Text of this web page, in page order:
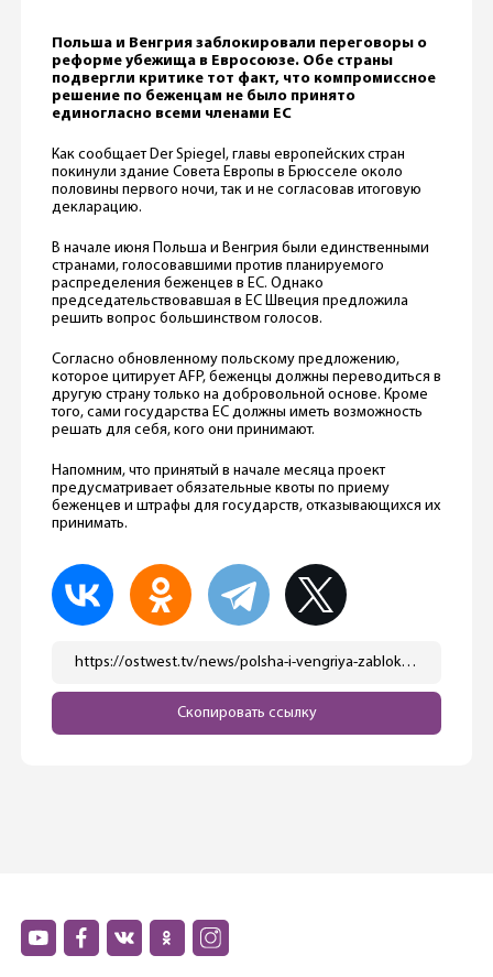
Польша и Венгрия заблокировали переговоры о
реформе убежища в Евросоюзе. Обе страны
подвергли критике тот факт, что компромиссное
решение по беженцам не было принято
единогласно всеми членами ЕС
Как сообщает Der Spiegel, главы европейских стран
покинули здание Совета Европы в Брюсселе около
половины первого ночи, так и не согласовав итоговую
декларацию.
В начале июня Польша и Венгрия были единственными
странами, голосовавшими против планируемого
распределения беженцев в ЕС. Однако
председательствовавшая в ЕС Швеция предложила
решить вопрос большинством голосов.
Согласно обновленному польскому предложению,
которое цитирует AFP, беженцы должны переводиться в
другую страну только на добровольной основе. Кроме
того, сами государства ЕС должны иметь возможность
решать для себя, кого они принимают.
Напомним, что принятый в начале месяца проект
предусматривает обязательные квоты по приему
беженцев и штрафы для государств, отказывающихся их
принимать.
https://ostwest.tv/news/polsha-i-vengriya-zablokirovali-peregovory-o-reforme-ubezhishha-v-es/
Скопировать ссылку